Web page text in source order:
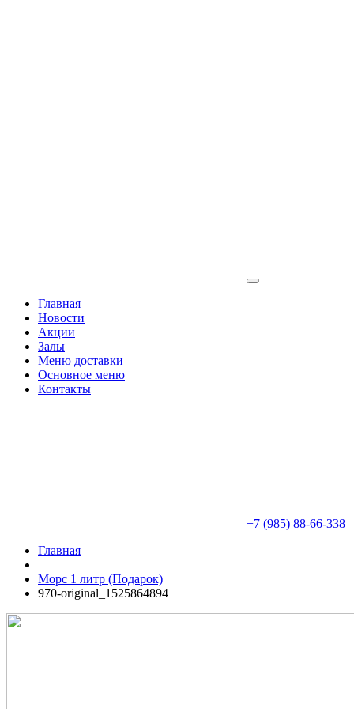
Главная
Новости
Акции
Залы
Меню доставки
Основное меню
Контакты
+7 (985) 88-66-338
Главная
Морс 1 литр (Подарок)
970-original_1525864894